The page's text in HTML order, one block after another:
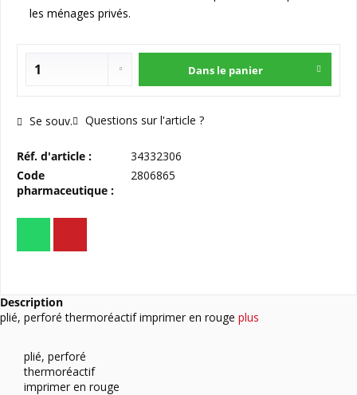
les ménages privés.
Dans le panier
Se souv. Questions sur l'article ?
Réf. d'article :
34332306
Code
pharmaceutique :
2806865
Description
plié, perforé thermoréactif imprimer en rouge plus
plié, perforé
thermoréactif
imprimer en rouge